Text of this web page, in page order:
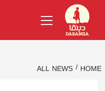
content
Menu
HOME
ALL NEWS